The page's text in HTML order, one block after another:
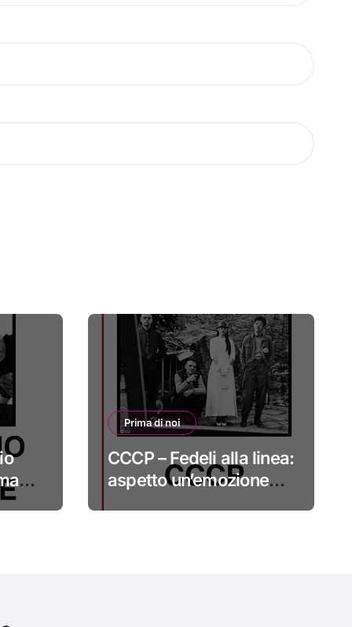
Prima di noi
CCCP – Fedeli alla linea:
aspetto un’emozione